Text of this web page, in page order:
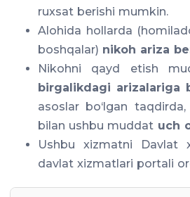
ruxsat berishi mumkin.
Alohida hollarda
boshqalar) nikoh ariza
Nikohni qayd etish
birgalikdagi arizalariga
asoslar bo‘lgan
bilan ushbu muddat uch
Ushbu xizmatni Davlat
davlat xizmatlari portali